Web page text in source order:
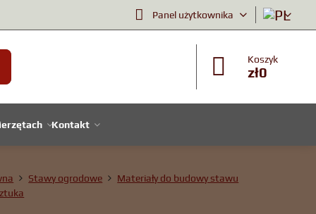
Panel użytkownika
Koszyk
zł0
Kontakt
Stawy ogrodowe
Materiały do ​​budowy stawu